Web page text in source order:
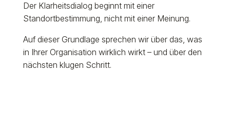
Der Klarheitsdialog beginnt mit einer
Standortbestimmung, nicht mit einer Meinung.
Auf dieser Grundlage sprechen wir über das, was
in Ihrer Organisation wirklich wirkt – und über den
nächsten klugen Schritt.